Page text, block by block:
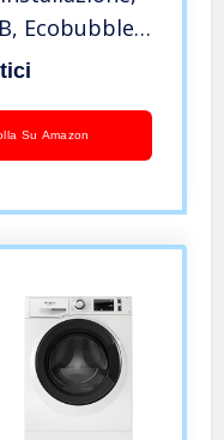
Ecobubble,
x 85h x
Su Amazon